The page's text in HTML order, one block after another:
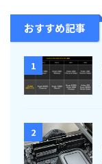
おすすめ記事
1
2